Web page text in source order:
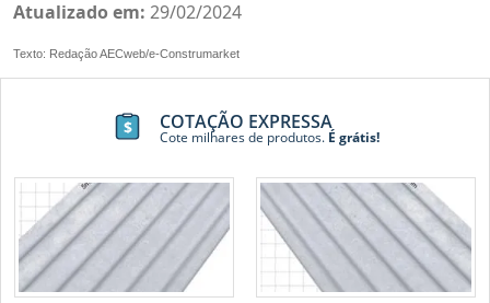
Atualizado em: 29/02/2024
Texto: Redação AECweb/e-Construmarket
COTAÇÃO EXPRESSA
Cote milhares de produtos.É grátis!